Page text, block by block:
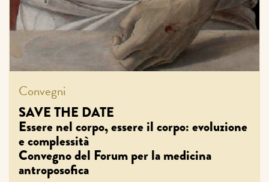
Convegni
SAVE THE DATE
Essere nel corpo, essere il corpo: evoluzione
e complessità
Convegno del Forum per la medicina
antroposofica